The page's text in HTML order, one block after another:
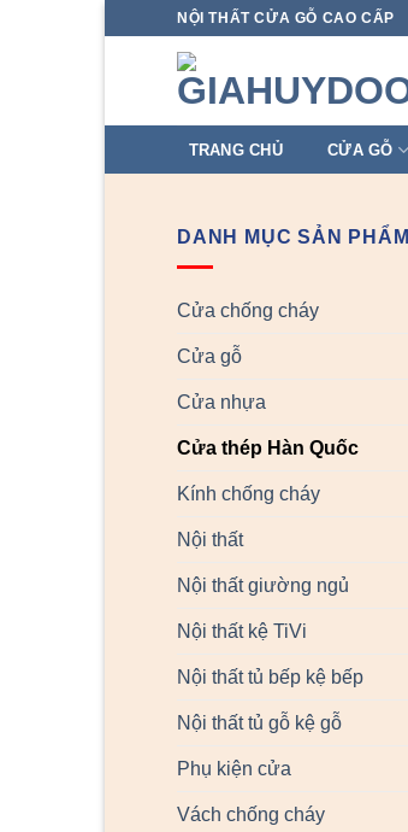
NỘI THẤT CỬA GỖ CAO CẤP
TRANG CHỦ CỬA GỖ
DANH MỤC SẢN PHẨM
Cửa chống cháy
Cửa gỗ
Cửa nhựa
Cửa thép Hàn Quốc
Kính chống cháy
Nội thất
Nội thất giường ngủ
Nội thất kệ TiVi
Nội thất tủ bếp kệ bếp
Nội thất tủ gỗ kệ gỗ
Phụ kiện cửa
Vách chống cháy